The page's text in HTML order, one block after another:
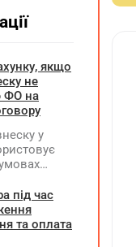
якщо
не
ФО на
у
Д1/
під час
та оплата